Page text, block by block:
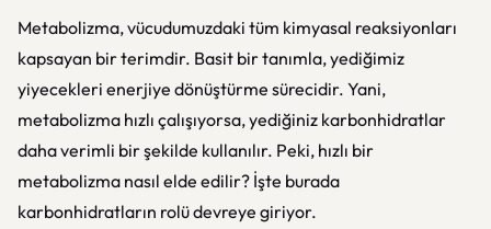
Metabolizma, vücudumuzdaki tüm kimyasal reaksiyonları
kapsayan bir terimdir. Basit bir tanımla, yediğimiz
yiyecekleri enerjiye dönüştürme sürecidir. Yani,
metabolizma hızlı çalışıyorsa, yediğiniz karbonhidratlar
daha verimli bir şekilde kullanılır. Peki, hızlı bir
metabolizma nasıl elde edilir? İşte burada
karbonhidratların rolü devreye giriyor.